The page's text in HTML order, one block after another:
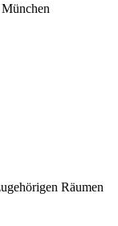
Räumen